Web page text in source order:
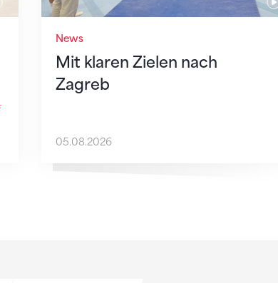
News
Mit klaren Zielen nach
Zagreb
05.08.2026